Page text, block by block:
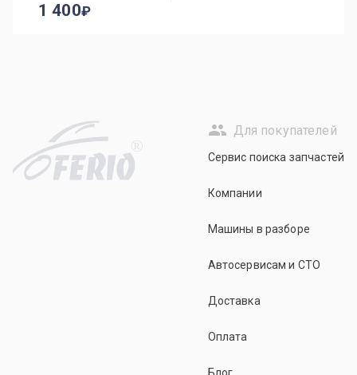
1 400
R
Для покупателей
Сервис поиска запчастей
Компании
Машины в разборе
Автосервисам и СТО
Доставка
Оплата